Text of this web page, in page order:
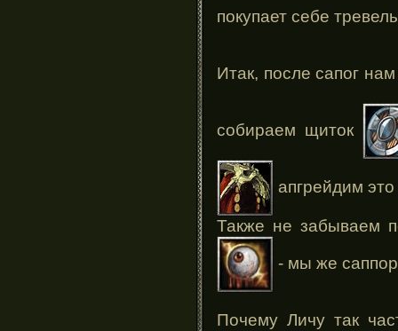
покупает себе
Итак, после сапог
собираем щиток
апгрейдим
Также не забываем
- мы же
Почему Личу так